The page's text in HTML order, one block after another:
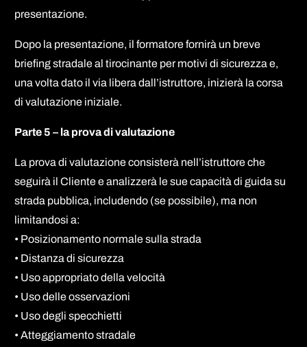
presentazione.
Dopo la presentazione, il formatore fornirà un breve
briefing stradale al tirocinante per motivi di sicurezza e,
una volta dato il via libera dall’istruttore, inizierà la corsa
di valutazione iniziale.
Parte 5 – la prova di valutazione
La prova di valutazione consisterà nell’istruttore che
seguirà il Cliente e analizzerà le sue capacità di guida su
strada pubblica, includendo (se possibile), ma non
limitandosi a:
• Posizionamento normale sulla strada
• Distanza di sicurezza
• Uso appropriato della velocità
• Uso delle osservazioni
• Uso degli specchietti
• Atteggiamento stradale